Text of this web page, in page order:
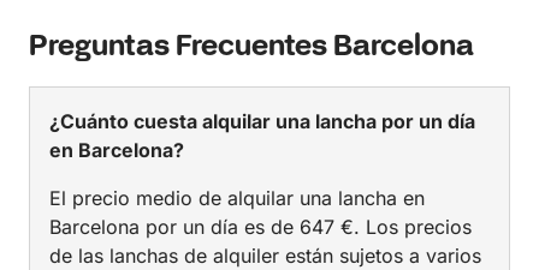
Preguntas Frecuentes Barcelona
¿Cuánto cuesta alquilar una lancha por un día
en Barcelona?
El precio medio de alquilar una lancha en
Barcelona por un día es de 647 €. Los precios
de las lanchas de alquiler están sujetos a varios